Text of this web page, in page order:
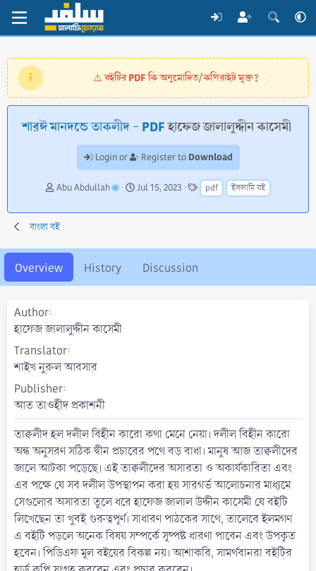
⚠️বইটির PDF কি অনুমোদিত/কপিরাইট মুক্ত?
শারঈ মানদন্ডে তাকলীদ - PDFহাফেজ জালালুদ্দীন কাসেমী
Login or Register to Download
A
t
h
r
Abu Abdullah
C
e
i
Jul 15, 2023
T
a
g
pdf ইসলামি বই
বাংলা বই
Overview History Discussion
Author
হাফেজ জালালুদ্দীন কাসেমী
Translator
শাইখ নুরুল আবসার
Publisher
আত তাওহীদ প্রকাশনী
তাক্বলীদ হল দলীল বিহীন কারো কথা মেনে নেয়া। দলীল বিহীন কারো
অন্ধ অনুসরণ সঠিক দ্বীন প্রচারের পথে বড় বাধা। মানুষ আজ তাক্বলীদের
জালে আটকা পড়েছে। এই তাক্বলীদের অসারতা ও অকার্যকারিতা এবং
এর পক্ষে যে সব দলীল উপস্থাপন করা হয় সারগর্ভ আলোচনার মাধ্যমে
সেগুলোর অসারতা তুলে ধরে হাফেজ জালাল উদ্দীন কাসেমী যে বইটি
লিখেছেন তা খুবই গুরুত্বপূর্ণ। সাধারণ পাঠকের সাথে, তালেবে ইলমগণ
এ বইটি পড়লে অনেক বিষয় সম্পর্কে সূষ্পষ্ট ধারণা পাবেন এবং উপকৃত
হবেন। পিডিএফ মূল বইয়ের বিকল্প নয়। আশাকরি, সামর্থবানরা বইটির